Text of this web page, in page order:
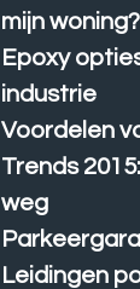
mijn woning?
Epoxy
industrie
Voordelen
Trends
weg
Leidingen